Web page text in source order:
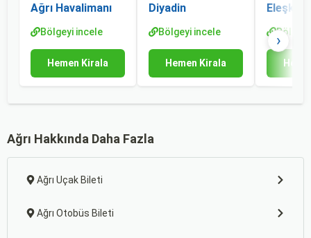
Ağrı Havalimanı
Bölgeyi incele
Hemen Kirala
Diyadin
Bölgeyi incele
Hemen Kirala
Eleşkirt
›
Ağrı Hakkında Daha Fazla
Ağrı Uçak Bileti
Ağrı Otobüs Bileti